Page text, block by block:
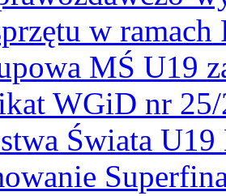
w ramach
MŚ U19
WGiD nr
Świata